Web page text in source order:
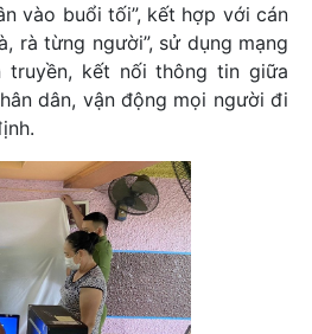
vào buổi tối”, kết hợp với cán
rà từng người”, sử dụng mạng
truyền, kết nối thông tin giữa
dân, vận động mọi người đi